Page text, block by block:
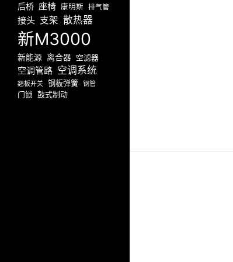
后桥 座椅 康明斯 排气管
接头 支架 散热器
新M3000
新能源 离合器 空滤器
空调管路 空调系统
翘板开关 钢板弹簧 钢管
门锁 鼓式制动